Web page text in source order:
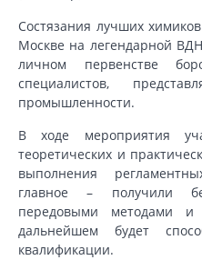
Состязания лучших
Москве на легендарной
личном первенстве
специалистов,
промышленности.
В ходе мероприятия
теоретических и
выполнения
главное – получили
передовыми методами
дальнейшем будет
квалификации.